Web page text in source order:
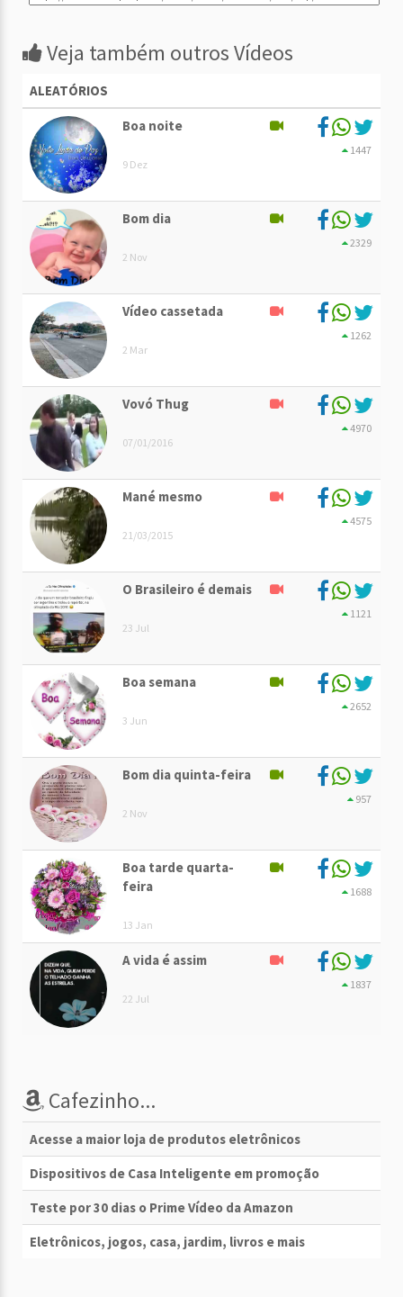
Veja também outros Vídeos
ALEATÓRIOS
Boa noite
9 Dez
1447
Bom dia
2 Nov
2329
Vídeo cassetada
2 Mar
1262
Vovó Thug
07/01/2016
4970
Mané mesmo
21/03/2015
4575
O Brasileiro é demais
23 Jul
1121
Boa semana
3 Jun
2652
Bom dia quinta-feira
2 Nov
957
Boa tarde quarta-
feira
13 Jan
1688
A vida é assim
22 Jul
1837
Cafezinho...
Acesse a maior loja de produtos eletrônicos
Dispositivos de Casa Inteligente em promoção
Teste por 30 dias o Prime Vídeo da Amazon
Eletrônicos, jogos, casa, jardim, livros e mais